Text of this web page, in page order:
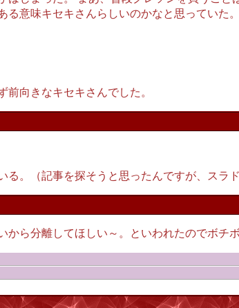
意味キセキさんらしいのかなと思っていた。
向きなキセキさんでした。
る。（記事を探そうと思ったんですが、スラ
から分離してほしい～。といわれたのでボチ